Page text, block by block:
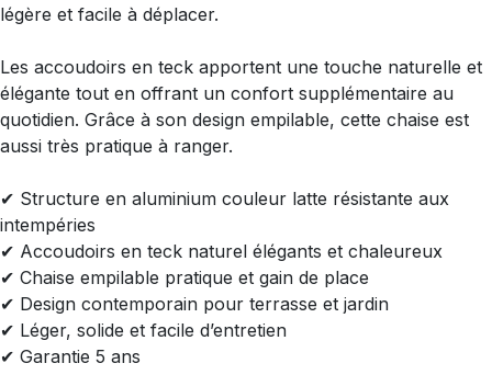
légère et facile à déplacer.
Les accoudoirs en teck apportent une touche naturelle et
élégante tout en offrant un confort supplémentaire au
quotidien. Grâce à son design empilable, cette chaise est
aussi très pratique à ranger.
✔ Structure en aluminium couleur latte résistante aux
intempéries
✔ Accoudoirs en teck naturel élégants et chaleureux
✔ Chaise empilable pratique et gain de place
✔ Design contemporain pour terrasse et jardin
✔ Léger, solide et facile d’entretien
✔ Garantie 5 ans